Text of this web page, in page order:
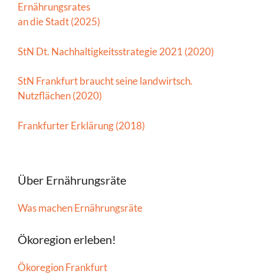
Ernährungsrates
an die Stadt (2025)
StN Dt. Nachhaltigkeitsstrategie 2021 (2020)
StN Frankfurt braucht seine landwirtsch.
Nutzflächen (2020)
Frankfurter Erklärung (2018)
Über Ernährungsräte
Was machen Ernährungsräte
Ökoregion erleben!
Ökoregion Frankfurt